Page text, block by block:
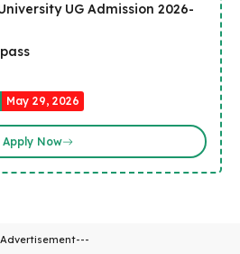
UG Admission 2026-
May 29, 2026
Apply Now